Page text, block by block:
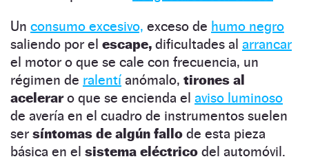
Un consumo excesivo, exceso de humo negro
saliendo por el escape, dificultades al arrancar
el motor o que se cale con frecuencia, un
régimen de ralentí anómalo, tirones al
aceleraro que se encienda el aviso luminoso
de avería en el cuadro de instrumentos suelen
ser síntomas de algún fallo de esta pieza
básica en el sistema eléctrico del automóvil.